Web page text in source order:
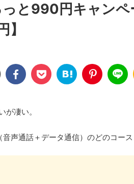
と990円キャン
凄い。
声通話＋データ通信）のどのコー